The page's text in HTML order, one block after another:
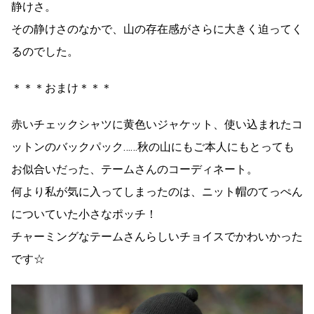
静けさ。
その静けさのなかで、山の存在感がさらに大きく迫ってく
るのでした。
＊＊＊おまけ＊＊＊
赤いチェックシャツに黄色いジャケット、使い込まれたコ
ットンのバックパック……秋の山にもご本人にもとっても
お似合いだった、テームさんのコーディネート。
何より私が気に入ってしまったのは、ニット帽のてっぺん
についていた小さなポッチ！
チャーミングなテームさんらしいチョイスでかわいかった
です☆